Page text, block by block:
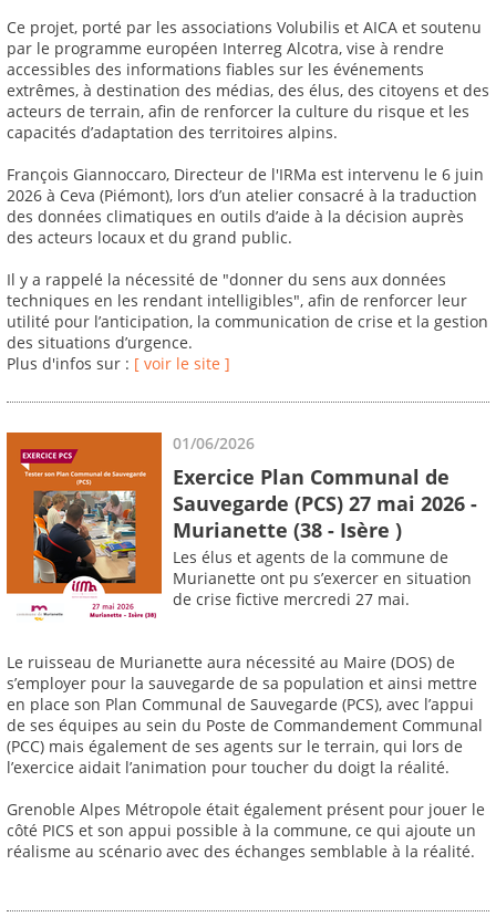
Ce projet, porté par les associations Volubilis et AICA et soutenu
par le programme européen Interreg Alcotra, vise à rendre
accessibles des informations fiables sur les événements
extrêmes, à destination des médias, des élus, des citoyens et des
acteurs de terrain, afin de renforcer la culture du risque et les
capacités d’adaptation des territoires alpins.
François Giannoccaro, Directeur de l'IRMa est intervenu le 6 juin
2026 à Ceva (Piémont), lors d’un atelier consacré à la traduction
des données climatiques en outils d’aide à la décision auprès
des acteurs locaux et du grand public.
Il y a rappelé la nécessité de "donner du sens aux données
techniques en les rendant intelligibles", afin de renforcer leur
utilité pour l’anticipation, la communication de crise et la gestion
des situations d’urgence.
Plus d'infos sur : [ voir le site ]
01/06/2026
Exercice Plan Communal de
Sauvegarde (PCS) 27 mai 2026 -
Murianette (38 - Isère )
Les élus et agents de la commune de
Murianette ont pu s’exercer en situation
de crise fictive mercredi 27 mai.
Le ruisseau de Murianette aura nécessité au Maire (DOS) de
s’employer pour la sauvegarde de sa population et ainsi mettre
en place son Plan Communal de Sauvegarde (PCS), avec l’appui
de ses équipes au sein du Poste de Commandement Communal
(PCC) mais également de ses agents sur le terrain, qui lors de
l’exercice aidait l’animation pour toucher du doigt la réalité.
Grenoble Alpes Métropole était également présent pour jouer le
côté PICS et son appui possible à la commune, ce qui ajoute un
réalisme au scénario avec des échanges semblable à la réalité.